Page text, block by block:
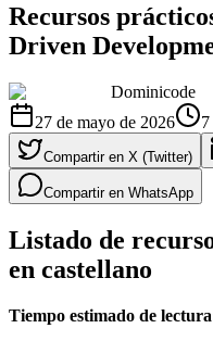
Recursos
Driven
Dominicode
27 de mayo de 2026
7
Compartir en X (Twitter)
Compartir en WhatsApp
Listado de
en castellano
Tiempo estimado de